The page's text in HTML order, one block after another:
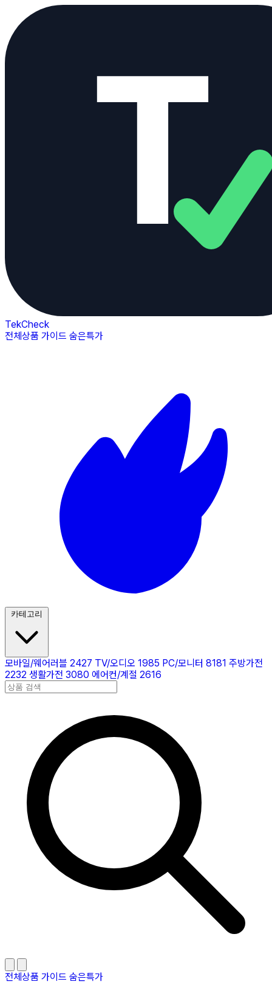
TekCheck
전체상품 가이드 숨은특가
카테고리
모바일/웨어러블 2427 TV/오디오 1985 PC/모니터 8181 주방가전
2232 생활가전 3080 에어컨/계절 2616
전체상품 가이드 숨은특가